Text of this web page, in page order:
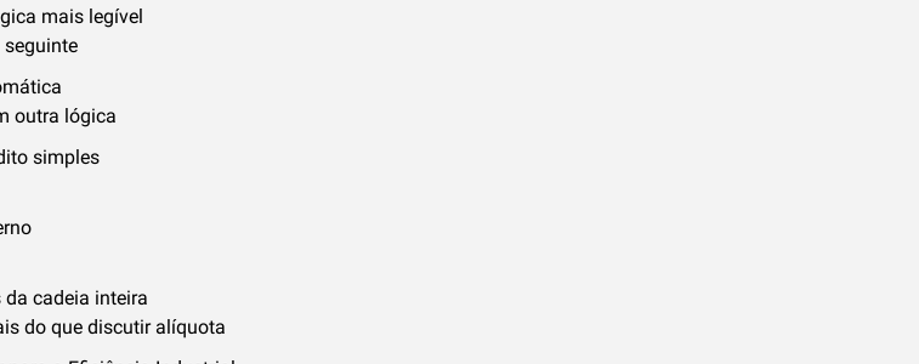
mais legível
outra lógica
simples
cadeia inteira
do que discutir alíquota